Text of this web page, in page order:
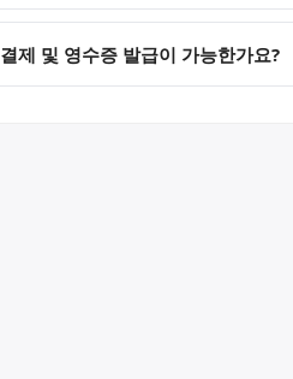
결제 및 영수증 발급이 가능한가요?